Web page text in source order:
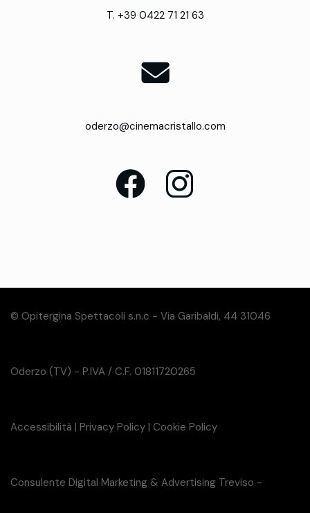
T. +39 0422 71 21 63
oderzo@cinemacristallo.com
© Opitergina Spettacoli s.n.c - Via Garibaldi, 44 31046
Oderzo (TV) - P.IVA / C.F. 01811720265
Accessibilità | Privacy Policy | Cookie Policy
Consulente Digital Marketing & Advertising Treviso -